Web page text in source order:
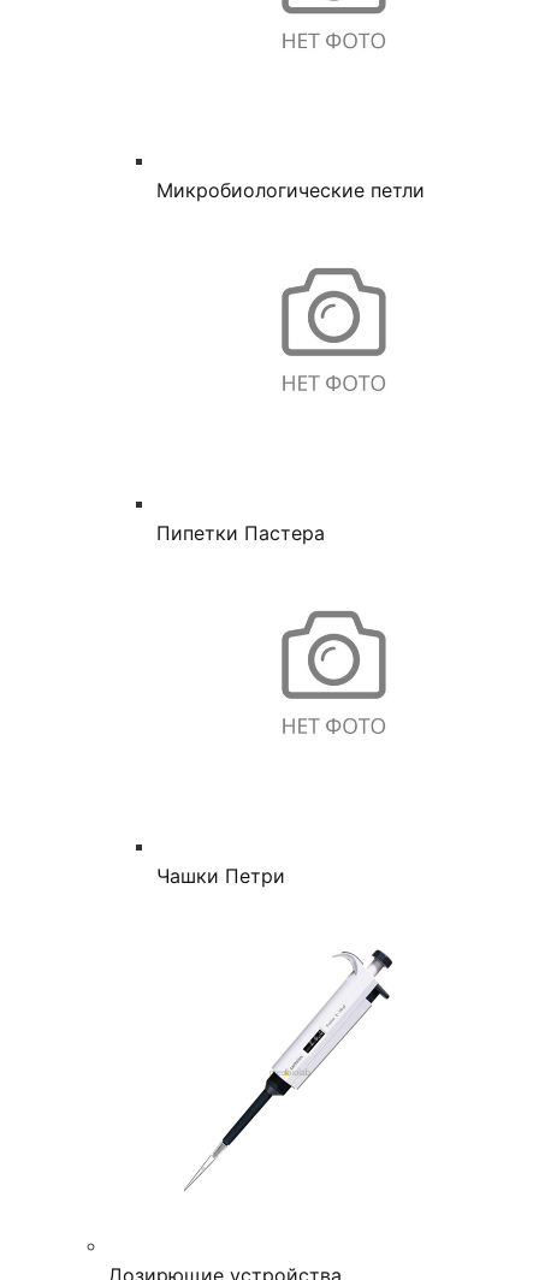
Микробиологические петли
Пипетки Пастера
Чашки Петри
Дозирющие устройства